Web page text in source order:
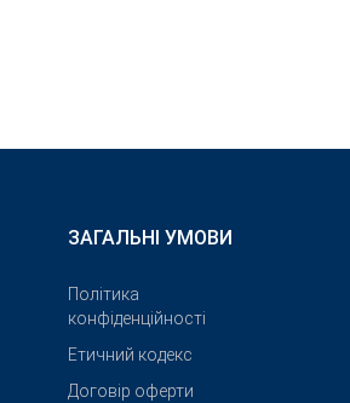
ЗАГАЛЬНІ УМОВИ
Політика
конфіденційності
Етичний кодекс
Договір оферти